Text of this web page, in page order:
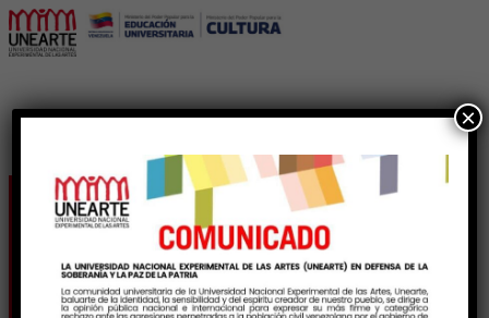
Cineclub Unearte Falcón
celebra el Día de la
×